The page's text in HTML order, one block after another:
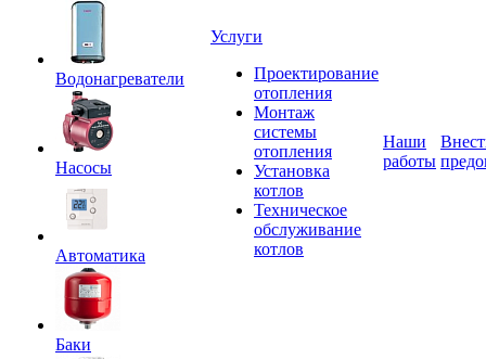
Водонагреватели
Насосы
Автоматика
Баки
Услуги
Проектирование
отопления
Монтаж
системы
отопления
Установка
котлов
Техническое
обслуживание
котлов
Наши
работы